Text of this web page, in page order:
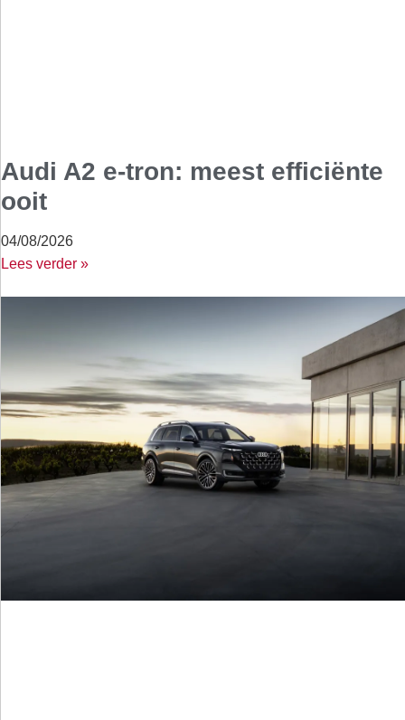
Audi A2 e-tron: meest efficiënte
ooit
04/08/2026
Lees verder »